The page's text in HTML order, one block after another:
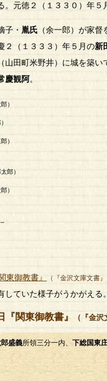
。元徳２（１３３０）年
子・ 胤氏 （余一郎）が家
２（１３３３）年５月の新
山田町米野井）に城を築い
慶観阿。
）
東御教書』 （『金沢文庫文書
していた様子がうかがえる
関東御教書』 （『金
盛義所領三分一内、 下総国東